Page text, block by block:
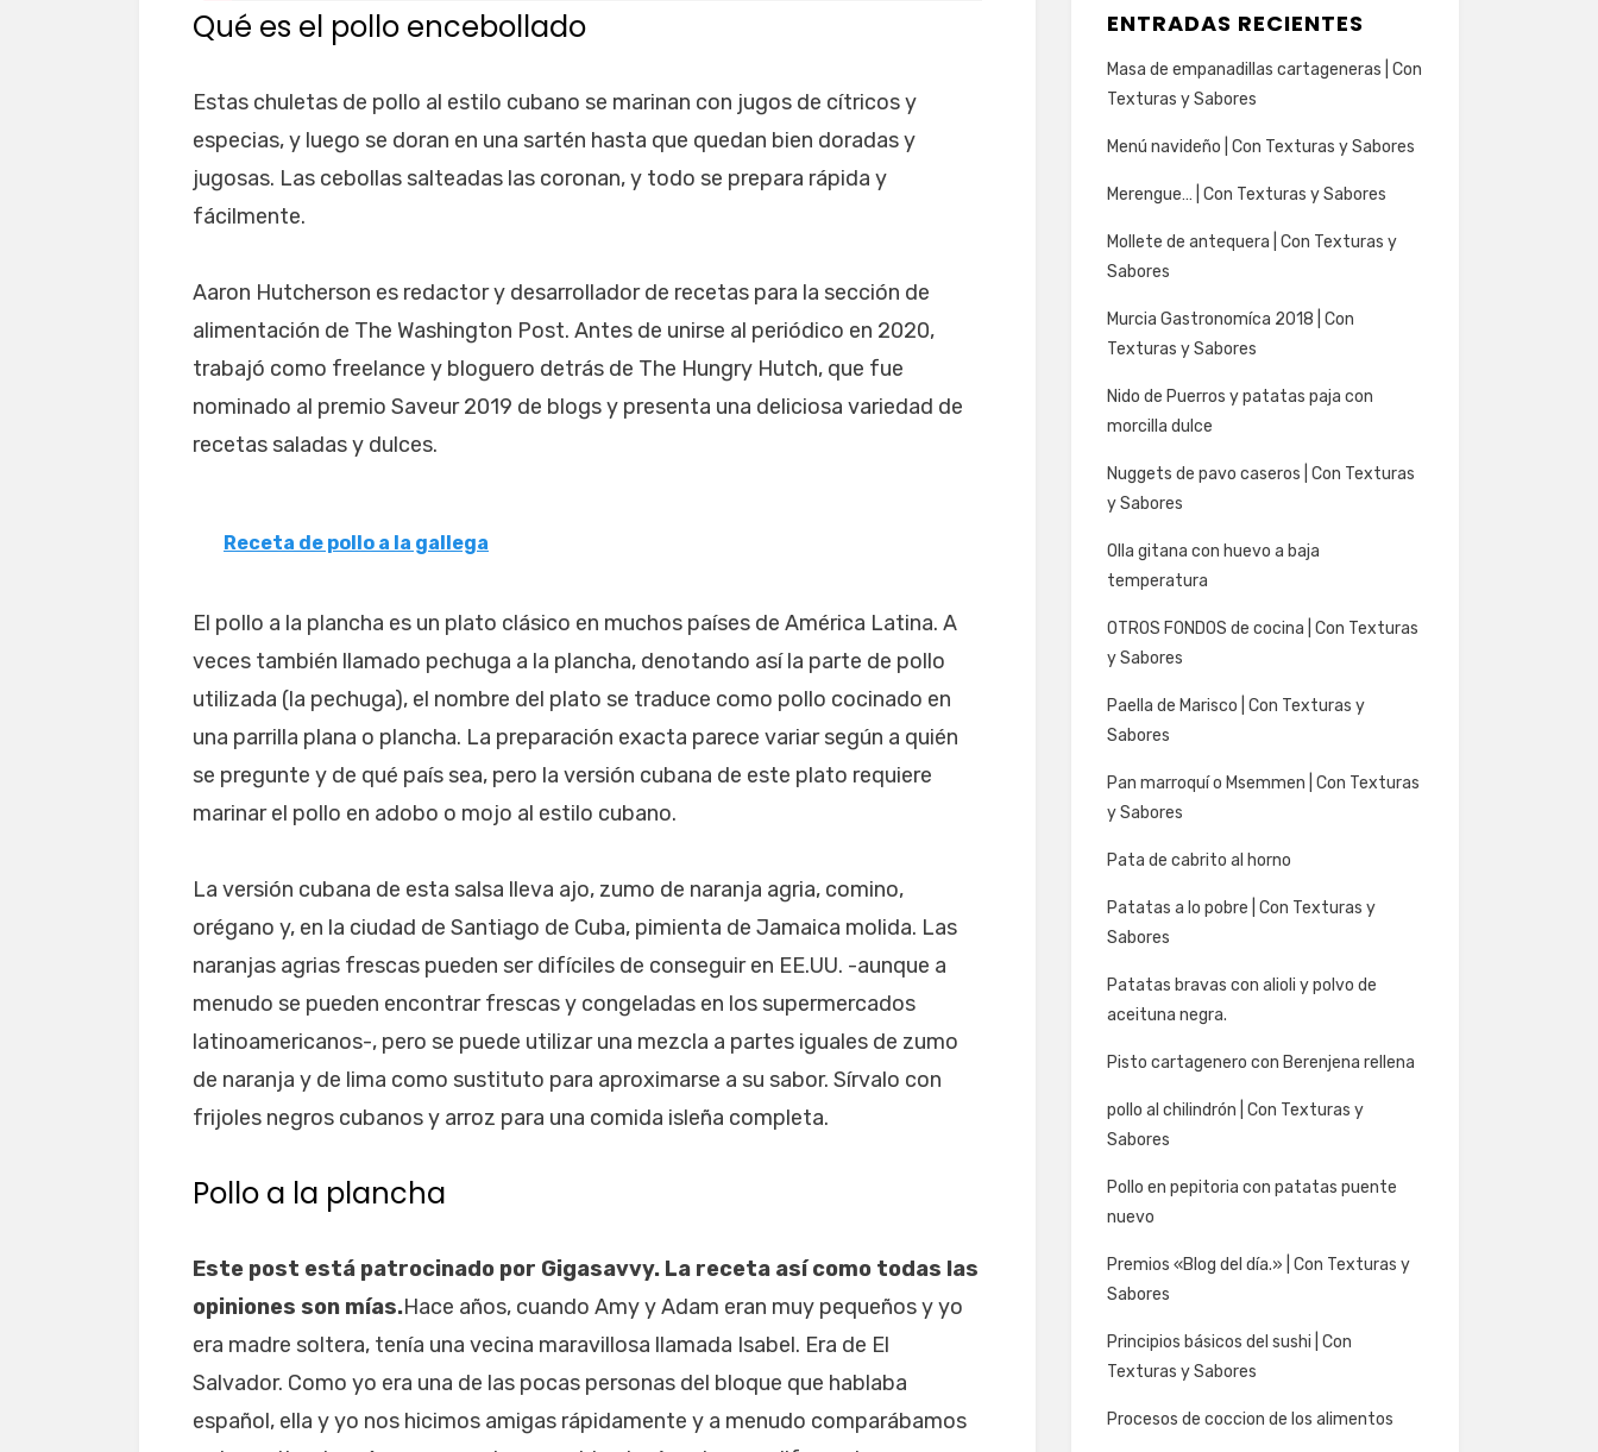
Qué es el pollo encebollado
Estas chuletas de pollo al estilo cubano se marinan con jugos de cítricos y
especias, y luego se doran en una sartén hasta que quedan bien doradas y
jugosas. Las cebollas salteadas las coronan, y todo se prepara rápida y
fácilmente.
Aaron Hutcherson es redactor y desarrollador de recetas para la sección de
alimentación de The Washington Post. Antes de unirse al periódico en 2020,
trabajó como freelance y bloguero detrás de The Hungry Hutch, que fue
nominado al premio Saveur 2019 de blogs y presenta una deliciosa variedad de
recetas saladas y dulces.
Receta de pollo a la gallega
El pollo a la plancha es un plato clásico en muchos países de América Latina. A
veces también llamado pechuga a la plancha, denotando así la parte de pollo
utilizada (la pechuga), el nombre del plato se traduce como pollo cocinado en
una parrilla plana o plancha. La preparación exacta parece variar según a quién
se pregunte y de qué país sea, pero la versión cubana de este plato requiere
marinar el pollo en adobo o mojo al estilo cubano.
La versión cubana de esta salsa lleva ajo, zumo de naranja agria, comino,
orégano y, en la ciudad de Santiago de Cuba, pimienta de Jamaica molida. Las
naranjas agrias frescas pueden ser difíciles de conseguir en EE.UU. -aunque a
menudo se pueden encontrar frescas y congeladas en los supermercados
latinoamericanos-, pero se puede utilizar una mezcla a partes iguales de zumo
de naranja y de lima como sustituto para aproximarse a su sabor. Sírvalo con
frijoles negros cubanos y arroz para una comida isleña completa.
Pollo a la plancha
Este post está patrocinado por Gigasavvy. La receta así como todas las
opiniones son mías.Hace años, cuando Amy y Adam eran muy pequeños y yo
era madre soltera, tenía una vecina maravillosa llamada Isabel. Era de El
Salvador. Como yo era una de las pocas personas del bloque que hablaba
español, ella y yo nos hicimos amigas rápidamente y a menudo comparábamos
ENTRADAS RECIENTES
Masa de empanadillas cartageneras | Con
Texturas y Sabores
Menú navideño | Con Texturas y Sabores
Merengue… | Con Texturas y Sabores
Mollete de antequera | Con Texturas y
Sabores
Murcia Gastronomíca 2018 | Con
Texturas y Sabores
Nido de Puerros y patatas paja con
morcilla dulce
Nuggets de pavo caseros | Con Texturas
y Sabores
Olla gitana con huevo a baja
temperatura
OTROS FONDOS de cocina | Con Texturas
y Sabores
Paella de Marisco | Con Texturas y
Sabores
Pan marroquí o Msemmen | Con Texturas
y Sabores
Pata de cabrito al horno
Patatas a lo pobre | Con Texturas y
Sabores
Patatas bravas con alioli y polvo de
aceituna negra.
Pisto cartagenero con Berenjena rellena
pollo al chilindrón | Con Texturas y
Sabores
Pollo en pepitoria con patatas puente
nuevo
Premios «Blog del día.» | Con Texturas y
Sabores
Principios básicos del sushi | Con
Texturas y Sabores
Procesos de coccion de los alimentos